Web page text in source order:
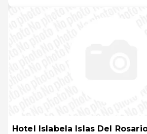
Hotel Islabela Islas Del